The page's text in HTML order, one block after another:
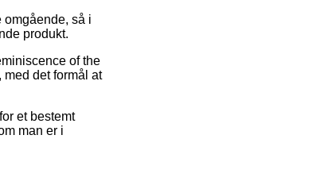
så i
produkt.
of the
det formål at
et bestemt
man er i